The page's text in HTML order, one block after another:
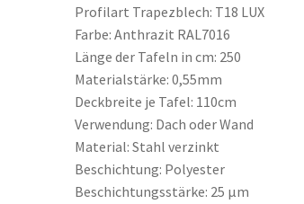
Profilart Trapezblech: T18 LUX
Farbe: Anthrazit RAL7016
Länge der Tafeln in cm: 250
Materialstärke: 0,55mm
Deckbreite je Tafel: 110cm
Verwendung: Dach oder Wand
Material: Stahl verzinkt
Beschichtung: Polyester
Beschichtungsstärke: 25 µm